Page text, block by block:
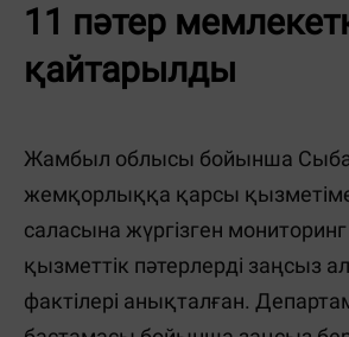
11 пәтер
қайтарылды
Жамбыл облысы бойынша
жемқорлыққа қарсы
саласына жүргізген
қызметтік пәтерлерді заңсыз
фактілері анықталған.